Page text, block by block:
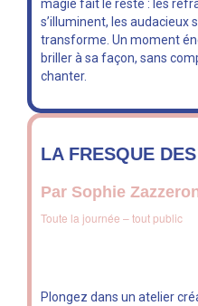
magie fait le reste : les
s’illuminent, les audacieux
transforme. Un moment
briller à sa façon, sans
chanter.
LA FRESQUE
Par Sophie
Toute la journée – tout public
Plongez dans un atelier